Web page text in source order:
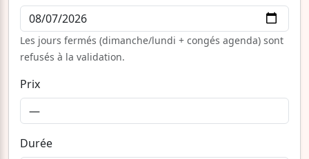
Les jours fermés (dimanche/lundi + congés agenda) sont
refusés à la validation.
Prix
Durée